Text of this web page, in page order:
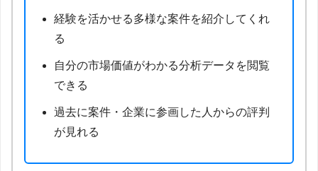
経験を活かせる多様な案件を紹介してくれ
る
自分の市場価値がわかる分析データを閲覧
できる
過去に案件・企業に参画した人からの評判
が見れる